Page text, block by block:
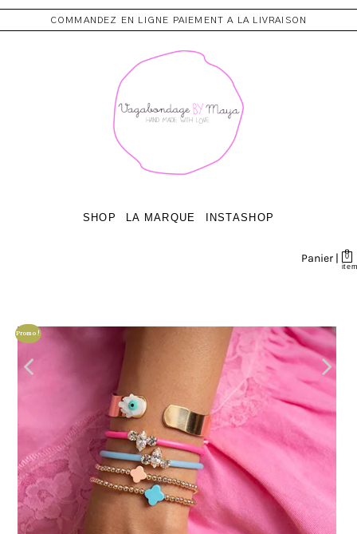
COMMANDEZ EN LIGNE PAIEMENT A LA LIVRAISON
SHOP LA MARQUE INSTASHOP
0
Panier |
Promo !